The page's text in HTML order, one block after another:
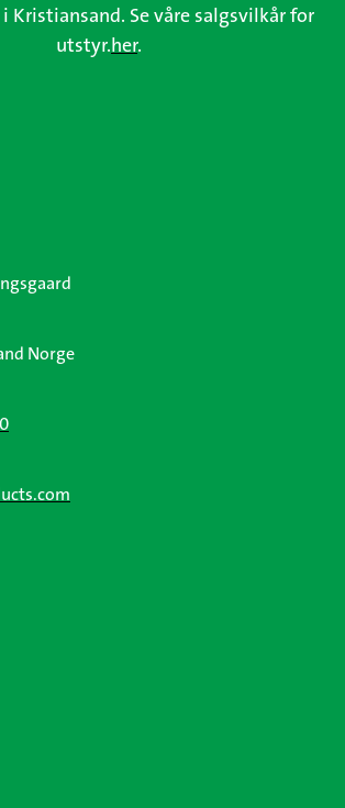
Kristiansand. Se våre salgsvilkår for
utstyr.her.
Norge